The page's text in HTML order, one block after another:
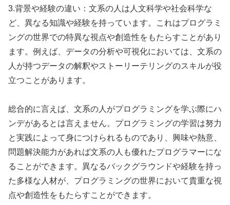
3.背景や経験の違い：文系の人は人文科学や社会科学な
ど、異なる知識や経験を持っています。これはプログラミ
ングの世界での特異な視点や創造性をもたらすことがあり
ます。例えば、データの分析や可視化においては、文系の
人が持つデータの解釈やストーリーテリングのスキルが役
立つことがあります。
総合的に言えば、文系の人がプログラミングを学ぶ際にハ
ンデがあるとは言えません。プログラミングの学習は努力
と実践によって身につけられるものであり、興味や熱意、
問題解決能力があれば文系の人も優れたプログラマーにな
ることができます。異なるバックグラウンドや経験を持っ
た多様な人材が、プログラミングの世界において貴重な視
点や創造性をもたらすことができます。